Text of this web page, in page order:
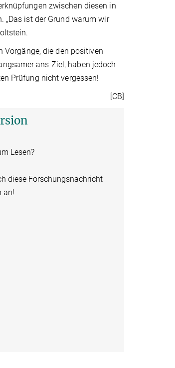
zwischen diesen in
„Das ist der Grund warum wir
Vorgänge, die den positiven
ans Ziel, haben jedoch
Prüfung nicht vergessen!
[CB]
Lesen?
diese Forschungsnachricht
an!